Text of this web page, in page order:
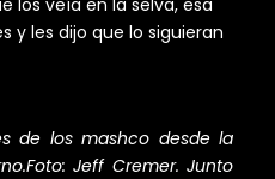
y les dijo que lo siguieran
de los mashco desde la
Jeff Cremer. Junto